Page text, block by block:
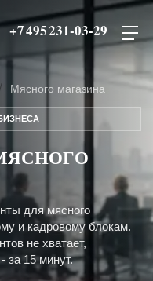
+7 495 231-03-29
Мясного магазина
для мясного
и кадровому блокам.
не хватает,
за 15 минут.